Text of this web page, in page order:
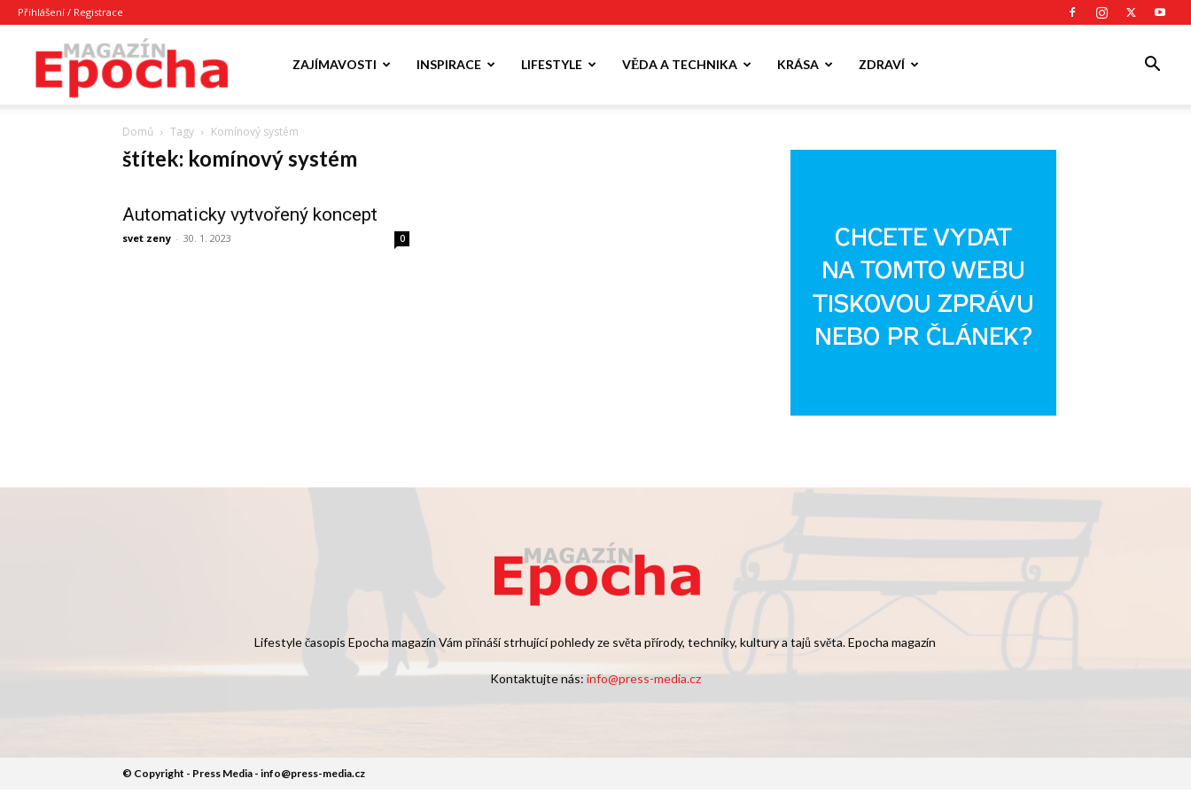
Přihlášení / Registrace
Magazín
ZAJÍMAVOSTI INSPIRACE LIFESTYLE VĚDA A TECHNIKA KRÁSA ZDRAVÍ
Domů Tagy Komínový systém
štítek: komínový systém
Automaticky vytvořený koncept
svet zeny - 30. 1. 2023 0
Lifestyle časopis Epocha magazín Vám přináší strhující pohledy ze světa přírody, techniky, kultury a tajů světa. Epocha magazín
Kontaktujte nás:info@press-media.cz
© Copyright - Press Media - info@press-media.cz